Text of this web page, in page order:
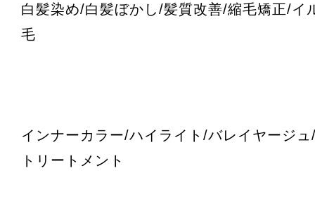
白髪染め/白髪ぼかし/髪質改善/縮毛矯正/イ
毛
インナーカラー/ハイライト/バレイヤージ
トリートメント